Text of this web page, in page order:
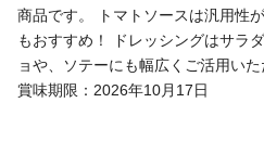
商品です。 トマトソースは汎用性
もおすすめ！ ドレッシングはサラ
ョや、ソテーにも幅広くご活用
賞味期限：2026年10月17日